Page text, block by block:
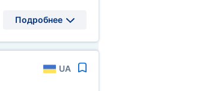
Подробнее
UA